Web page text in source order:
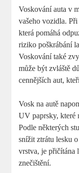
Voskování auta v
vašeho vozidla.
která pomáhá
riziko poškrábání
Voskování také
může být zvláště
cennějších aut,
Vosk na autě
UV paprsky, které
Podle některých
snížit ztrátu lesku
vrstva, je přičítána
znečištění.